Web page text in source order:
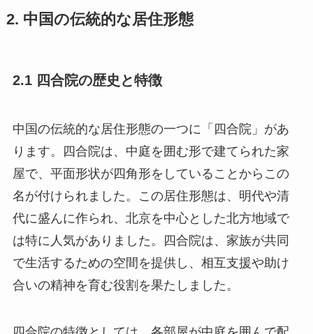
2. 中国の伝統的な居住形態
2.1 四合院の歴史と特徴
中国の伝統的な居住形態の一つに「四合院」があ
ります。四合院は、中庭を囲む形で建てられた家
屋で、平面形状が四角形をしていることからこの
名が付けられました。この居住形態は、明代や清
代に盛んに作られ、北京を中心とした北方地域で
は特に人気がありました。四合院は、家族が共同
で生活するための空間を提供し、相互支援や助け
合いの精神を育む役割を果たしました。
四合院の特徴としては、各部屋が中庭を囲んで配